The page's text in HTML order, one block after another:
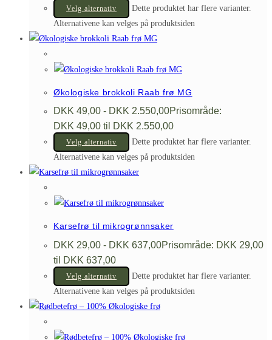
Velg alternativ
Dette produktet har flere varianter.
Alternativene kan velges på produktsiden
Økologiske brokkoli Raab frø MG
DKK 49,00 - DKK 2.550,00Prisområde:
DKK 49,00 til DKK 2.550,00
Velg alternativ
Dette produktet har flere varianter.
Alternativene kan velges på produktsiden
Karsefrø til mikrogrønnsaker
DKK 29,00 - DKK 637,00Prisområde: DKK 29,00
til DKK 637,00
Velg alternativ
Dette produktet har flere varianter.
Alternativene kan velges på produktsiden